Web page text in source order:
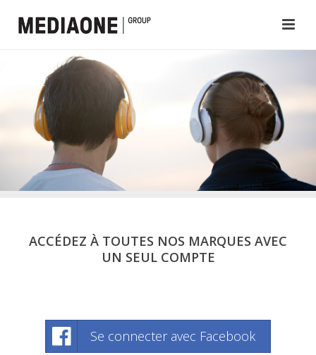
ACCÉDEZ À TOUTES NOS MARQUES AVEC
UN SEUL COMPTE
Se connecter avec Facebook